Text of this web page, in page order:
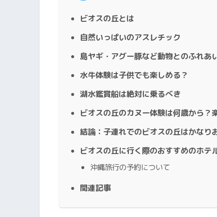
ビオスの丘とは
自然いっぱいのアスレチック
島ヤギ・アグー豚など動物とのふれあ
水牛体験は子供でも楽しめる？
湖水鑑賞船は絶対に乗るべき
ビオスの丘のカヌー体験は何歳から？
結論：子連れでのビオスの丘はかなり
ビオスの丘に行く際のおすすめのホテ
沖縄旅行の予約について
関連記事